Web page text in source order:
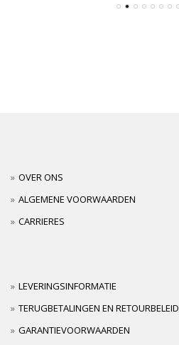
OVER ONS
ALGEMENE VOORWAARDEN
CARRIERES
LEVERINGSINFORMATIE
TERUGBETALINGEN EN RETOURBELEID
GARANTIEVOORWAARDEN